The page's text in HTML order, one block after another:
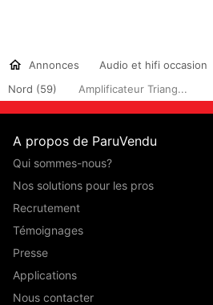
Annonces Audio et hifi occasion
Nord (59)
Amplificateur Triang...
A propos de ParuVendu
Qui sommes-nous?
Nos solutions pour les pros
Recrutement
Témoignages
Presse
Applications
Nous contacter